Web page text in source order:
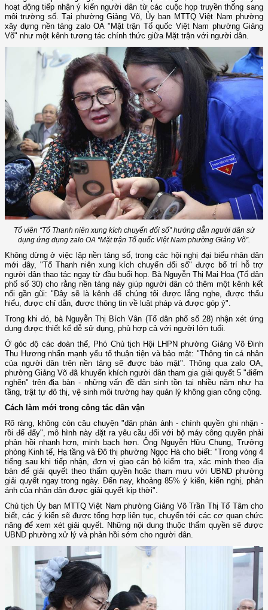
hoạt động tiếp nhận ý kiến người dân từ các cuộc họp truyền thống sang
môi trường số. Tại phường Giảng Võ, Ủy ban MTTQ Việt Nam phường
xây dựng nền tảng zalo OA "Mặt trận Tổ quốc Việt Nam phường Giảng
Võ" như một kênh tương tác chính thức giữa Mặt trận với người dân.
Tổ viên “Tổ Thanh niên xung kích chuyển đổi số” hướng dẫn người dân sử
dụng ứng dụng zalo OA “Mặt trận Tổ quốc Việt Nam phường Giảng Võ”.
Không dừng ở việc lập nền tảng số, trong các hội nghị đại biểu nhân dân
mới đây, "Tổ Thanh niên xung kích chuyển đổi số" được bố trí hỗ trợ
người dân thao tác ngay từ đầu buổi họp. Bà Nguyễn Thị Mai Hoa (Tổ dân
phố số 30) cho rằng nền tảng này giúp người dân có thêm một kênh kết
nối gần gũi: "Đây sẽ là kênh để chúng tôi được lắng nghe, được thấu
hiểu, được chỉ dẫn, được thông tin về luật pháp và được góp ý".
Trong khi đó, bà Nguyễn Thị Bích Vân (Tổ dân phố số 28) nhận xét ứng
dụng được thiết kế dễ sử dụng, phù hợp cả với người lớn tuổi.
Ở góc độ các đoàn thể, Phó Chủ tịch Hội LHPN phường Giảng Võ Đinh
Thu Hương nhấn mạnh yếu tố thuận tiện và bảo mật: "Thông tin cá nhân
của người dân trên nền tảng sẽ được bảo mật". Thông qua zalo OA,
phường Giảng Võ đã khuyến khích người dân tham gia giải quyết 5 "điểm
nghẽn" trên địa bàn - những vấn đề dân sinh tồn tại nhiều năm như hạ
tầng, trật tự đô thị, vệ sinh môi trường hay quản lý không gian công cộng.
Cách làm mới trong công tác dân vận
Rõ ràng, không còn câu chuyện "dân phản ánh - chính quyền ghi nhận -
rồi để đấy", mô hình này đặt ra yêu cầu đối với bộ máy công quyền phải
phản hồi nhanh hơn, minh bạch hơn. Ông Nguyễn Hữu Chung, Trưởng
phòng Kinh tế, Hạ tầng và Đô thị phường Ngọc Hà cho biết: "Trong vòng 4
tiếng sau khi tiếp nhận, đơn vị giao cán bộ kiểm tra, xác minh theo địa
bàn để giải quyết theo thẩm quyền hoặc tham mưu với UBND phường
giải quyết ngay trong ngày. Đến nay, khoảng 85% ý kiến, kiến nghị, phản
ánh của nhân dân được giải quyết kịp thời".
Chủ tịch Ủy ban MTTQ Việt Nam phường Giảng Võ Trần Thị Tố Tâm cho
biết, các ý kiến sẽ được tổng hợp liên tục, chuyển tới các cơ quan chức
năng để xem xét giải quyết. Những nội dung thuộc thẩm quyền sẽ được
UBND phường xử lý và phản hồi sớm cho người dân.